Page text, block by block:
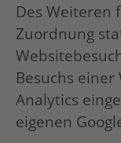
Des Weiteren
Zuordnung
Besuchs
Analytics
eigenen